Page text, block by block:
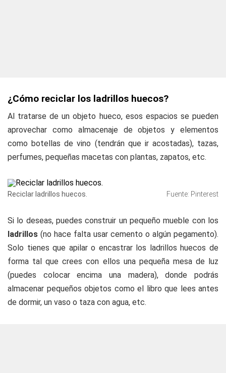
¿Cómo reciclar los ladrillos huecos?
Al tratarse de un objeto hueco, esos espacios se pueden
aprovechar como almacenaje de objetos y elementos
como botellas de vino (tendrán que ir acostadas), tazas,
perfumes, pequeñas macetas con plantas, zapatos, etc.
Reciclar ladrillos huecos. Fuente: Pinterest
Si lo deseas, puedes construir un pequeño mueble con los
ladrillos (no hace falta usar cemento o algún pegamento).
Solo tienes que apilar o encastrar los ladrillos huecos de
forma tal que crees con ellos una pequeña mesa de luz
(puedes colocar encima una madera), donde podrás
almacenar pequeños objetos como el libro que lees antes
de dormir, un vaso o taza con agua, etc.